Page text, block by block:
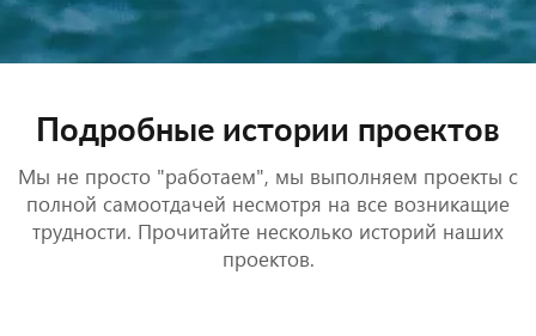
Фиксируем моменты счастья, делаем вас успешнее,
а ваших детей милее.
Подробные истории проектов
Мы не просто "работаем", мы выполняем проекты с
полной самоотдачей несмотря на все возникащие